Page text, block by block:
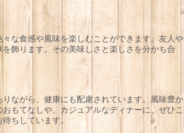
な食感や風味を楽しむことができます。友人や
飾ります。その美味しさと楽しさを分かち合
ながら、健康にも配慮されています。風味豊か
もてなしや、カジュアルなディナーに、ぜひこ
ちしています。